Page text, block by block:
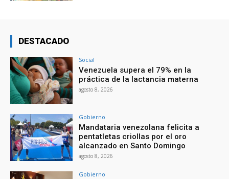
DESTACADO
Social
Venezuela supera el 79% en la
práctica de la lactancia materna
agosto 8, 2026
Gobierno
Mandataria venezolana felicita a
pentatletas criollas por el oro
alcanzado en Santo Domingo
agosto 8, 2026
Gobierno